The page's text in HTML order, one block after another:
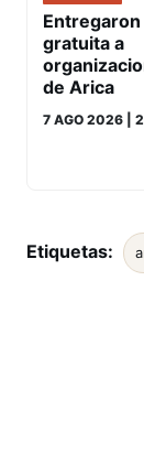
gratuita a
de Arica
7 AGO 2026 |
Etiquetas: